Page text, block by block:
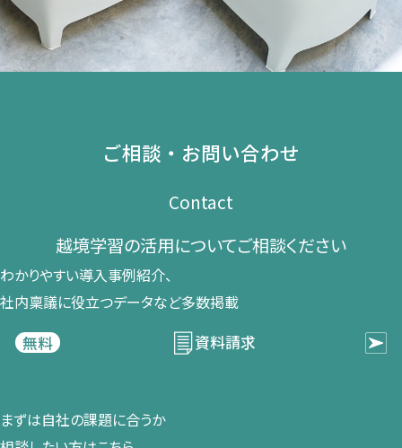
ご相談・お問い合わせ
Contact
越境学習の​活用に​ついて​ご相談ください​
わかりやすい導入事例紹介、​
社内稟議に​役立つデータなど​多数掲載
無料
資料請求
まずは​自社の​課題に​合うか​